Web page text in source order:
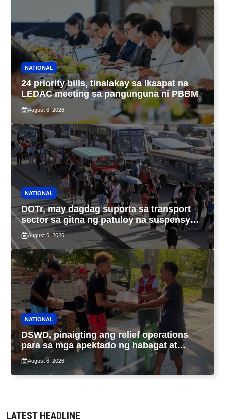
NATIONAL
24 priority bills, tinalakay sa ikaapat na
LEDAC meeting sa pangunguna ni PBBM
August 6, 2026
NATIONAL
DOTr, may dagdag suporta sa transport
sector sa gitna ng patuloy na suspensyon
ng taas-pasahe
August 6, 2026
NATIONAL
DSWD, pinaigting ang relief operations
para sa mga apektado ng habagat at
Bagyong Luis, Maymay
August 6, 2026
LATEST HEADLINE